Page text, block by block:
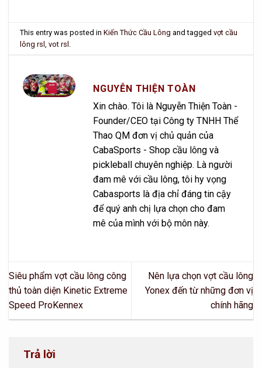
This entry was posted inKiến Thức Cầu Lông and taggedvợt cầu
lông rsl ,vot rsl
NGUYỄN THIỆN TOÀN
Xin chào. Tôi là Nguyễn Thiện Toàn -
Founder/CEO tại Công ty TNHH Thể
Thao QM đơn vị chủ quản của
CabaSports - Shop cầu lông và
pickleball chuyên nghiệp. Là người
đam mê với cầu lông, tôi hy vọng
Cabasports là địa chỉ đáng tin cậy
để quý anh chị lựa chọn cho đam
mê của mình với bộ môn này.
Siêu phẩm vợt cầu lông công
thủ toàn diện Kinetic Extreme
Speed ProKennex
Nên lựa chọn vợt cầu lông
Yonex đến từ những đơn vị
chính hãng
Trả lời